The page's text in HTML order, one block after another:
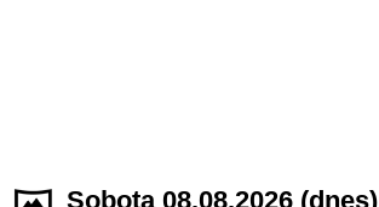
Sobota 08.08.2026 (dnes)